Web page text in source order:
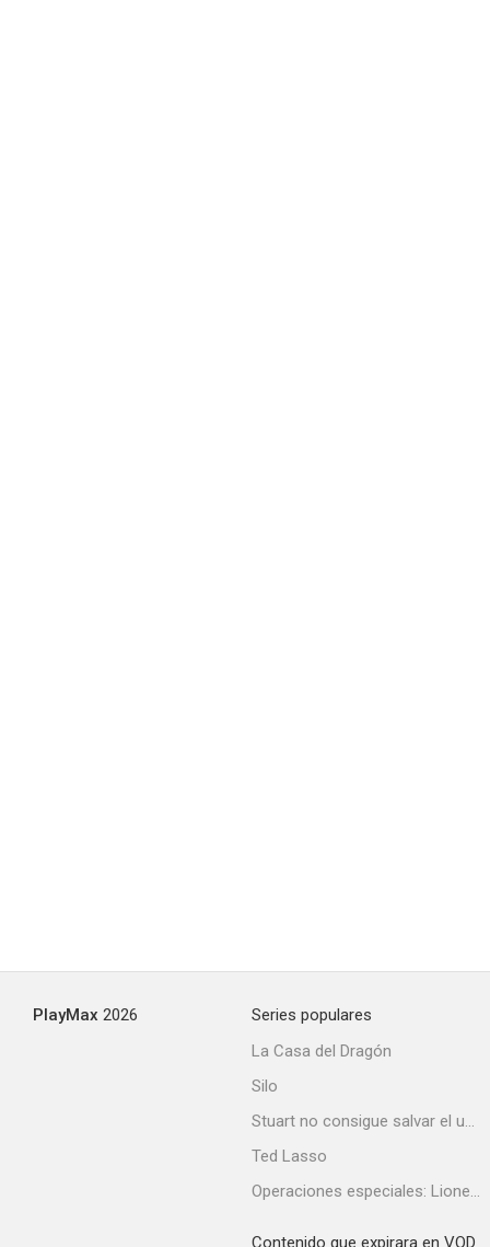
PlayMax 2026
Series populares
La Casa del Dragón
Silo
Stuart no consigue salvar el universo
Ted Lasso
Operaciones especiales: Lioness
Contenido que expirara en VOD